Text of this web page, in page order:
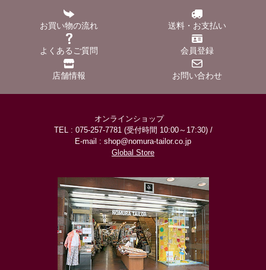
お買い物の流れ 送料・お支払い
よくあるご質問 会員登録
店舗情報 お問い合わせ
オンラインショップ
TEL : 075-257-7781 (受付時間 10:00～17:30) /
E-mail : shop@nomura-tailor.co.jp
Global Store